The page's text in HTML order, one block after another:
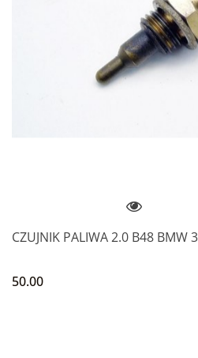
CZUJNIK PALIWA 2.0 B48 BMW
50.00